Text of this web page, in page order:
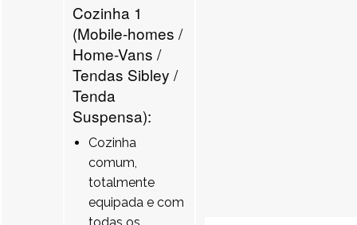
Cozinha 1
(Mobile-homes /
Home-Vans /
Tendas Sibley /
Tenda
Suspensa):
Cozinha
comum,
totalmente
equipada e com